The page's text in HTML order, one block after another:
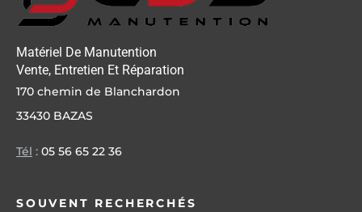
Matériel De Manutention
Vente, Entretien Et Réparation
170 chemin de Blanchardon
33430 BAZAS
Tél : 05 56 65 22 36
SOUVENT RECHERCHÉS